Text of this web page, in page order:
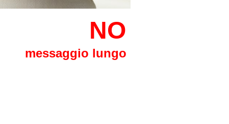
NO
messaggio lungo